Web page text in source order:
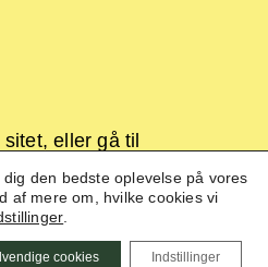
eller gå til
den bedste oplevelse på vores
af mere om, hvilke cookies vi
cookies Indstillinger